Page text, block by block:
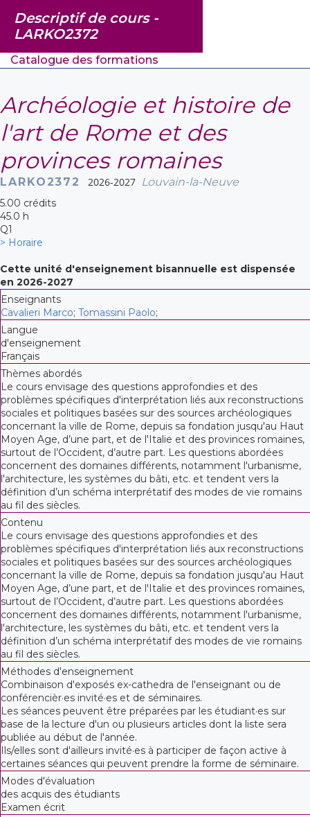
Descriptif de cours -
LARKO2372
Catalogue des formations
Archéologie et histoire de
l'art de Rome et des
provinces romaines
LARKO2372 2026-2027 Louvain-la-Neuve
5.00 crédits
45.0 h
Q1
> Horaire
Cette unité d'enseignement bisannuelle est dispensée
en 2026-2027
Enseignants
Cavalieri Marco; Tomassini Paolo;
Langue
d'enseignement
Français
Thèmes abordés
Le cours envisage des questions approfondies et des
problèmes spécifiques d'interprétation liés aux reconstructions
sociales et politiques basées sur des sources archéologiques
concernant la ville de Rome, depuis sa fondation jusqu'au Haut
Moyen Age, d’une part, et de l'Italie et des provinces romaines,
surtout de l’Occident, d’autre part. Les questions abordées
concernent des domaines différents, notamment l'urbanisme,
l'architecture, les systèmes du bâti, etc. et tendent vers la
définition d’un schéma interprétatif des modes de vie romains
au fil des siècles.
Contenu
Le cours envisage des questions approfondies et des
problèmes spécifiques d'interprétation liés aux reconstructions
sociales et politiques basées sur des sources archéologiques
concernant la ville de Rome, depuis sa fondation jusqu'au Haut
Moyen Age, d’une part, et de l'Italie et des provinces romaines,
surtout de l’Occident, d’autre part. Les questions abordées
concernent des domaines différents, notamment l'urbanisme,
l'architecture, les systèmes du bâti, etc. et tendent vers la
définition d’un schéma interprétatif des modes de vie romains
au fil des siècles.
Méthodes d'enseignement
Combinaison d'exposés ex-cathedra de l'enseignant ou de
conférencièr·es invité·es et de séminaires.
Les séances peuvent être préparées par les étudiant·es sur
base de la lecture d'un ou plusieurs articles dont la liste sera
publiée au début de l'année.
Ils/elles sont d'ailleurs invité·es à participer de façon active à
certaines séances qui peuvent prendre la forme de séminaire.
Modes d'évaluation
des acquis des étudiants
Examen écrit